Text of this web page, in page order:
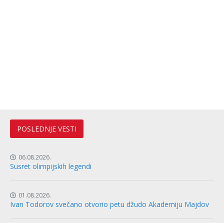
POSLEDNJE VESTI
06.08.2026.
Susret olimpijskih legendi
01.08.2026.
Ivan Todorov svečano otvorio petu džudo Akademiju Majdov